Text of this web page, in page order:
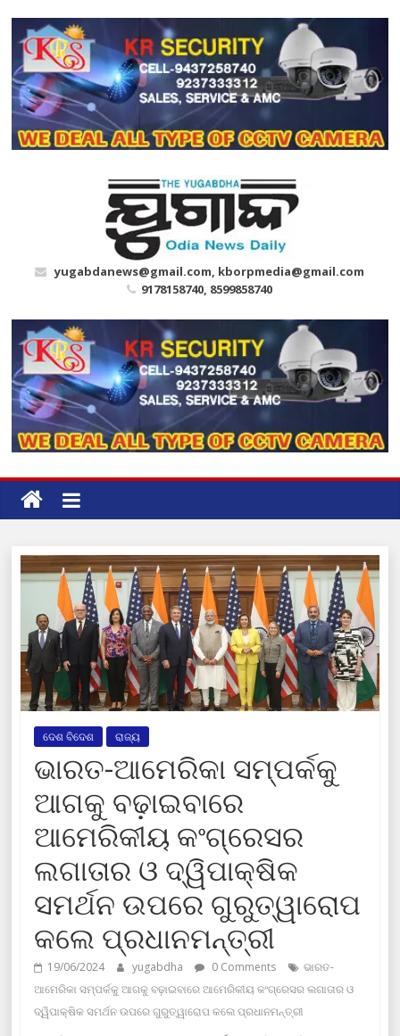
content
yugabdanews@gmail.com, kborpmedia@gmail.com
9178158740, 8599858740
ଦେଶ ବିଦେଶ ରାଜ୍ୟ
ଭାରତ-ଆମେରିକା ସମ୍ପର୍କକୁ
ଆଗକୁ ବଢ଼ାଇବାରେ
ଆମେରିକୀୟ କଂଗ୍ରେସର
ଲଗାତାର ଓ ଦ୍ୱିପାକ୍ଷିକ
ସମର୍ଥନ ଉପରେ ଗୁରୁତ୍ୱାରୋପ
କଲେ ପ୍ରଧାନମନ୍ତ୍ରୀ
19/06/2024 yugabdha 0 Comments
ଭାରତ-
ଆମେରିକା ସମ୍ପର୍କକୁ ଆଗକୁ ବଢ଼ାଇବାରେ ଆମେରିକୀୟ କଂଗ୍ରେସର ଲଗାତାର ଓ
ଦ୍ୱିପାକ୍ଷିକ ସମର୍ଥନ ଉପରେ ଗୁରୁତ୍ୱାରୋପ କଲେ ପ୍ରଧାନମନ୍ତ୍ରୀ